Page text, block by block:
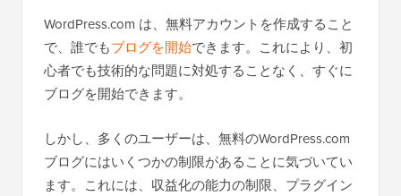
WordPress.com は、無料アカウントを作成すること
で、誰でもブログを開始できます。これにより、初
心者でも技術的な問題に対処することなく、すぐに
ブログを開始できます。
しかし、多くのユーザーは、無料のWordPress.com
ブログにはいくつかの制限があることに気づいてい
ます。これには、収益化の能力の制限、プラグイン